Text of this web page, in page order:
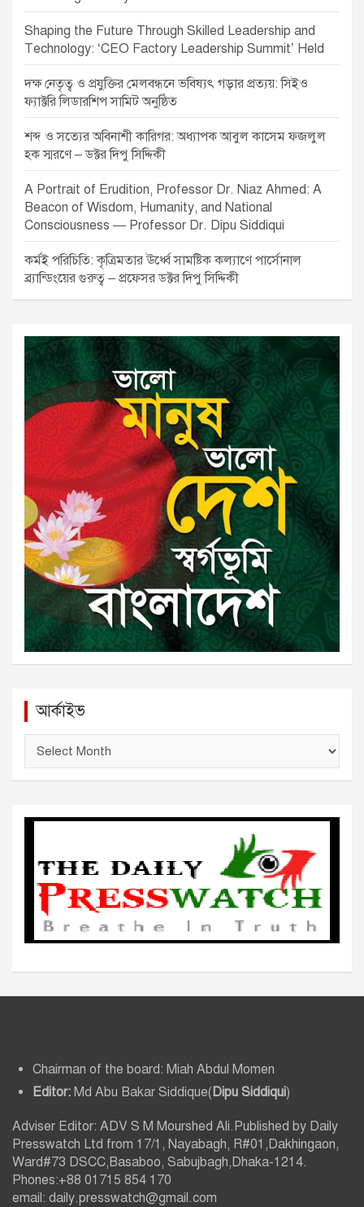
Shaping the Future Through Skilled Leadership and
Technology: ‘CEO Factory Leadership Summit’ Held
দক্ষ নেতৃত্ব ও প্রযুক্তির মেলবন্ধনে ভবিষ্যৎ গড়ার প্রত্যয়: সিইও
ফ্যাক্টরি লিডারশিপ সামিট অনুষ্ঠিত
শব্দ ও সত্যের অবিনাশী কারিগর: অধ্যাপক আবুল কাসেম ফজলুল
হক স্মরণে – ডক্টর দিপু সিদ্দিকী
A Portrait of Erudition, Professor Dr. Niaz Ahmed: A
Beacon of Wisdom, Humanity, and National
Consciousness — Professor Dr. Dipu Siddiqui
কর্মই পরিচিতি: কৃত্রিমতার ঊর্ধ্বে সামষ্টিক কল্যাণে পার্সোনাল
ব্র্যান্ডিংয়ের গুরুত্ব – প্রফেসর ডক্টর দিপু সিদ্দিকী
আর্কাইভ
ই
Chairman of the board: Miah Abdul Momen
Editor: Md Abu Bakar Siddique(Dipu Siddiqui)
Adviser Editor: ADV S M Mourshed Ali.Published by Daily
Presswatch Ltd from 17/1, Nayabagh, R#01,Dakhingaon,
Ward#73 DSCC,Basaboo, Sabujbagh,Dhaka-1214.
Phones:+88 01715 854 170
email: daily.presswatch@gmail.com